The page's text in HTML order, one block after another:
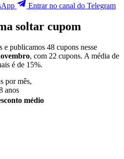
Entrar no canal do Telegram
soltar cupom
e publicamos 48 cupons nesse
, com 22 cupons. A média de
é de 15%.
por mês,
anos
médio